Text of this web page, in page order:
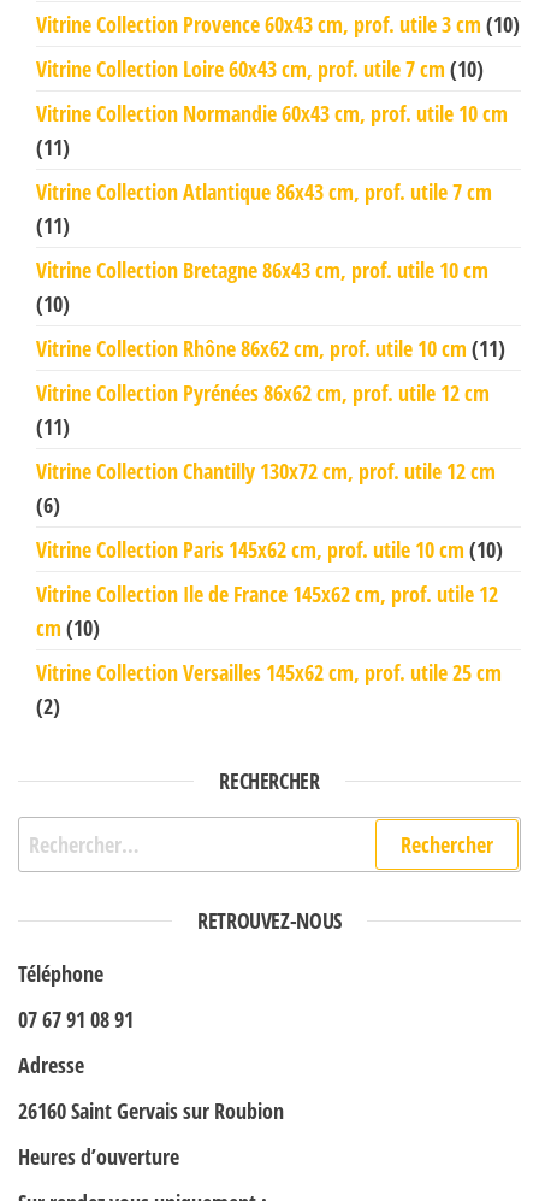
Vitrine Collection Provence 60x43 cm, prof. utile 3 cm (10)
Vitrine Collection Loire 60x43 cm, prof. utile 7 cm (10)
Vitrine Collection Normandie 60x43 cm, prof. utile 10 cm
(11)
Vitrine Collection Atlantique 86x43 cm, prof. utile 7 cm
(11)
Vitrine Collection Bretagne 86x43 cm, prof. utile 10 cm
(10)
Vitrine Collection Rhône 86x62 cm, prof. utile 10 cm (11)
Vitrine Collection Pyrénées 86x62 cm, prof. utile 12 cm
(11)
Vitrine Collection Chantilly 130x72 cm, prof. utile 12 cm
(6)
Vitrine Collection Paris 145x62 cm, prof. utile 10 cm (10)
Vitrine Collection Ile de France 145x62 cm, prof. utile 12
cm (10)
Vitrine Collection Versailles 145x62 cm, prof. utile 25 cm
(2)
RECHERCHER
Rechercher :
RETROUVEZ-NOUS
Téléphone
07 67 91 08 91
Adresse
26160 Saint Gervais sur Roubion
Heures d’ouverture